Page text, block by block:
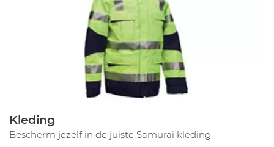
Kleding
Bescherm jezelf in de juiste Samurai kleding.